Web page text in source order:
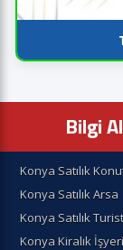
Bilgi
Konya Satılık
Konya Satılık Arsa
Konya Satılık
Konya Kiralık İşyeri